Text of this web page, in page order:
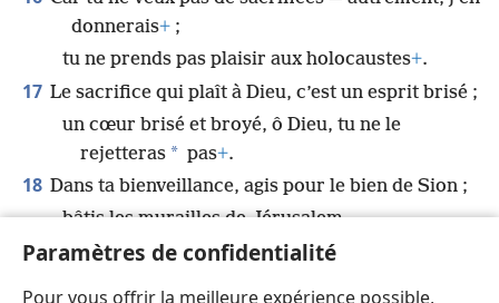
Paramètres de confidentialité
Pour vous offrir la meilleure expérience possible,
donnerais+ ;
tu ne prends pas plaisir aux holocaustes+.
17 Le sacrifice qui plaît à Dieu, c’est un esprit brisé ;
un cœur brisé et broyé, ô Dieu, tu ne le
rejetteras * pas+.
18 Dans ta bienveillance, agis pour le bien de Sion ;
bâtis les murailles de Jérusalem.
19 Alors tu prendras plaisir aux sacrifices de